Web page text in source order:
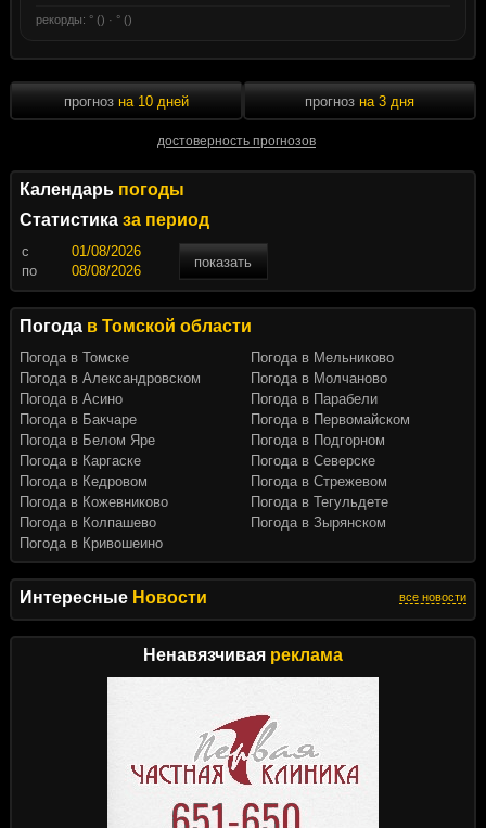
Интересные Новости все новости
Ненавязчивая реклама
рекорды: ° () · ° ()
прогноз на 10 дней
достоверность прогнозов
прогноз на 3 дня
Календарь погоды
Статистика за период
c
показать
по
Погода в Томской области
Погода в Томске
Погода в Александровском
Погода в Асино
Погода в Бакчаре
Погода в Белом Яре
Погода в Каргаске
Погода в Кедровом
Погода в Кожевниково
Погода в Колпашево
Погода в Кривошеино
Погода в Мельниково
Погода в Молчаново
Погода в Парабели
Погода в Первомайском
Погода в Подгорном
Погода в Северске
Погода в Стрежевом
Погода в Тегульдете
Погода в Зырянском